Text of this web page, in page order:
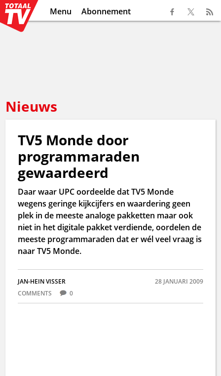
Menu Abonnement
Nieuws
TV5 Monde door
programmaraden
gewaardeerd
Daar waar UPC oordeelde dat TV5 Monde
wegens geringe kijkcijfers en waardering geen
plek in de meeste analoge pakketten maar ook
niet in het digitale pakket verdiende, oordelen de
meeste programmaraden dat er wél veel vraag is
naar TV5 Monde.
JAN-HEIN VISSER
28 JANUARI 2009
COMMENTS
0